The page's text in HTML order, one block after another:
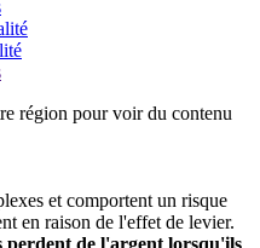
région pour voir du contenu
et comportent un risque
en raison de l'effet de levier.
perdent de l'argent lorsqu'ils